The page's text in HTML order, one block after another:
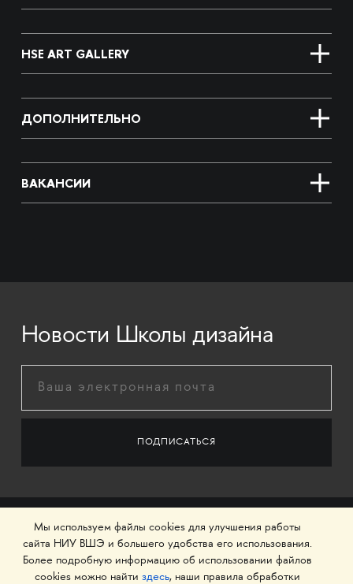
HSE ART GALLERY
ДОПОЛНИТЕЛЬНО
ВАКАНСИИ
Новости Школы дизайна
Мы используем файлы cookies для улучшения работы
сайта НИУ ВШЭ и большего удобства его использования.
Более подробную информацию об использовании файлов
cookies можно найти здесь, наши правила обработки